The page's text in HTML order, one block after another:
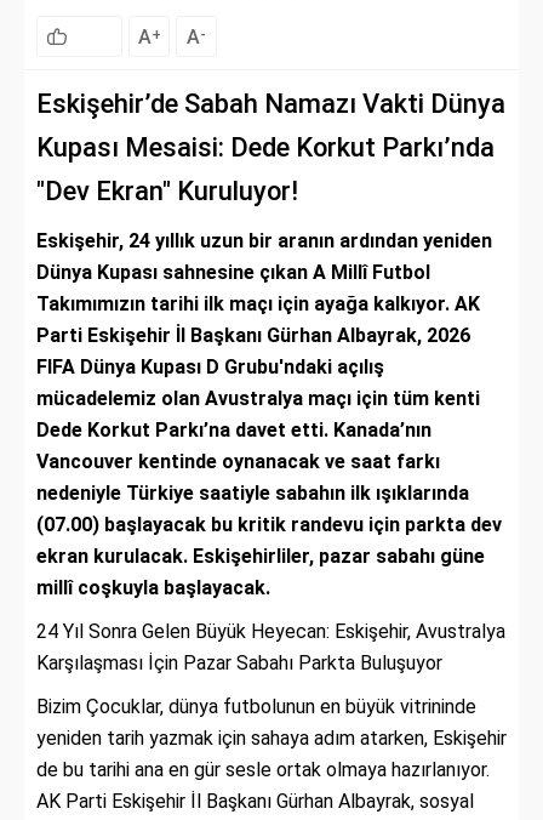
A+ A-
Eskişehir’de Sabah Namazı Vakti Dünya
Kupası Mesaisi: Dede Korkut Parkı’nda
"Dev Ekran" Kuruluyor!
Eskişehir, 24 yıllık uzun bir aranın ardından yeniden
Dünya Kupası sahnesine çıkan A Millî Futbol
Takımımızın tarihi ilk maçı için ayağa kalkıyor. AK
Parti Eskişehir İl Başkanı Gürhan Albayrak, 2026
FIFA Dünya Kupası D Grubu'ndaki açılış
mücadelemiz olan Avustralya maçı için tüm kenti
Dede Korkut Parkı’na davet etti. Kanada’nın
Vancouver kentinde oynanacak ve saat farkı
nedeniyle Türkiye saatiyle sabahın ilk ışıklarında
(07.00) başlayacak bu kritik randevu için parkta dev
ekran kurulacak. Eskişehirliler, pazar sabahı güne
millî coşkuyla başlayacak.
24 Yıl Sonra Gelen Büyük Heyecan: Eskişehir, Avustralya
Karşılaşması İçin Pazar Sabahı Parkta Buluşuyor
Bizim Çocuklar, dünya futbolunun en büyük vitrininde
yeniden tarih yazmak için sahaya adım atarken, Eskişehir
de bu tarihi ana en gür sesle ortak olmaya hazırlanıyor.
AK Parti Eskişehir İl Başkanı Gürhan Albayrak, sosyal